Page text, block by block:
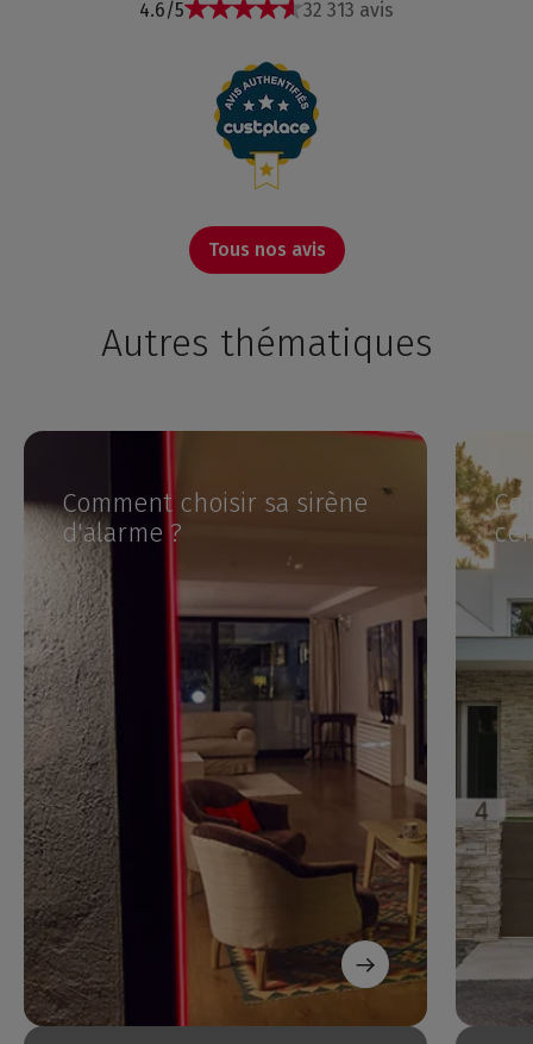
4.6/5 32 313 avis
Tous nos avis
Autres thématiques
Comment choisir sa sirène
d'alarme ?